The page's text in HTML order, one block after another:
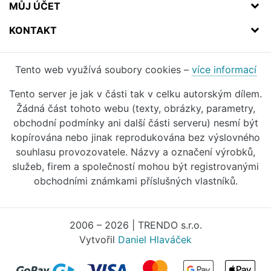
MŮJ ÚČET
KONTAKT
Tento web využívá soubory cookies – více informací
Tento server je jak v části tak v celku autorským dílem.
Žádná část tohoto webu (texty, obrázky, parametry,
obchodní podmínky ani další části serveru) nesmí být
kopírována nebo jinak reprodukována bez výslovného
souhlasu provozovatele. Názvy a označení výrobků,
služeb, firem a společností mohou být registrovanými
obchodními známkami příslušných vlastníků.
2006 – 2026 | TRENDO s.r.o.
Vytvořil Daniel Hlaváček